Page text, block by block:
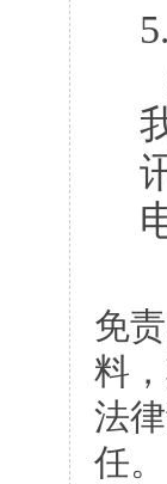
5.
免
料
法
任。